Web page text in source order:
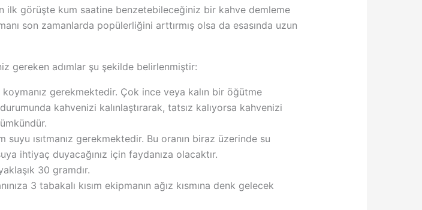
ilk görüşte kum saatine benzetebileceğiniz bir kahve demleme
son zamanlarda popülerliğini arttırmış olsa da esasında uzun
gereken adımlar şu şekilde belirlenmiştir:
gerekmektedir. Çok ince veya kalın bir öğütme
kahvenizi kalınlaştırarak, tatsız kalıyorsa kahvenizi
ısıtmanız gerekmektedir. Bu oranın biraz üzerinde su
ihtiyaç duyacağınız için faydanıza olacaktır.
30 gramdır.
3 tabakalı kısım ekipmanın ağız kısmına denk gelecek